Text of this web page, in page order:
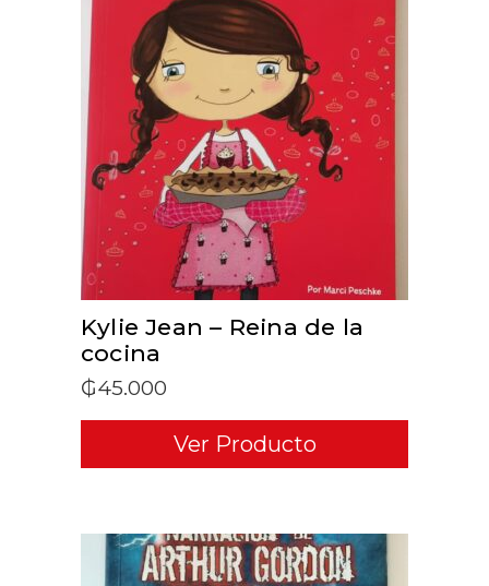
ADD TO CART
Kylie Jean – Reina de la
cocina
₲45.000
Ver Producto